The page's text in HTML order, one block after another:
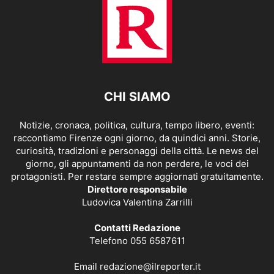
CHI SIAMO
Notizie, cronaca, politica, cultura, tempo libero, eventi:
raccontiamo Firenze ogni giorno, da quindici anni. Storie,
curiosità, tradizioni e personaggi della città. Le news del
giorno, gli appuntamenti da non perdere, le voci dei
protagonisti. Per restare sempre aggiornati gratuitamente.
Direttore responsabile
Ludovica Valentina Zarrilli
Contatti Redazione
Telefono 055 6587611
Email redazione@ilreporter.it